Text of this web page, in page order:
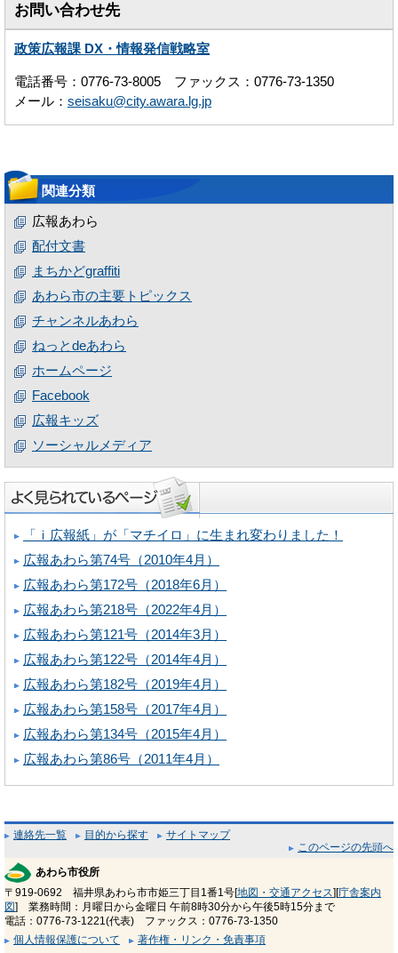
お問い合わせ先
政策広報課 DX・情報発信戦略室
電話番号：0776-73-8005 ファックス：0776-73-1350
メール： seisaku@city.awara.lg.jp
関連分類
広報あわら
配付文書
まちかどgraffiti
あわら市の主要トピックス
チャンネルあわら
ねっとdeあわら
ホームページ
Facebook
広報キッズ
ソーシャルメディア
「ｉ広報紙」が「マチイロ」に生まれ変わりました！
広報あわら第74号（2010年4月）
広報あわら第172号（2018年6月）
広報あわら第218号（2022年4月）
広報あわら第121号（2014年3月）
広報あわら第122号（2014年4月）
広報あわら第182号（2019年4月）
広報あわら第158号（2017年4月）
広報あわら第134号（2015年4月）
広報あわら第86号（2011年4月）
連絡先一覧 目的から探す
サイトマップ
このページの先頭へ
あわら市役所
〒919-0692 福井県あわら市市姫三丁目1番1号[地図・交通アクセス][庁舎案内
図] 業務時間：月曜日から金曜日 午前8時30分から午後5時15分まで
電話：0776-73-1221(代表) ファックス：0776-73-1350
個人情報保護について
著作権・リンク・免責事項